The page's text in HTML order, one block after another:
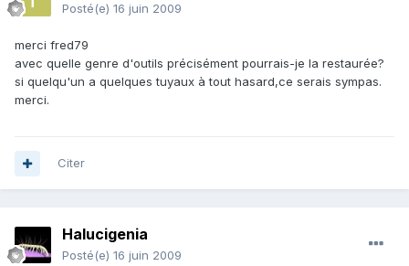
Posté(e) 16 juin 2009
merci fred79
avec quelle genre d'outils précisément pourrais-je la restaurée?
si quelqu'un a quelques tuyaux à tout hasard,ce serais sympas.
merci.
Citer
Halucigenia
Posté(e) 16 juin 2009